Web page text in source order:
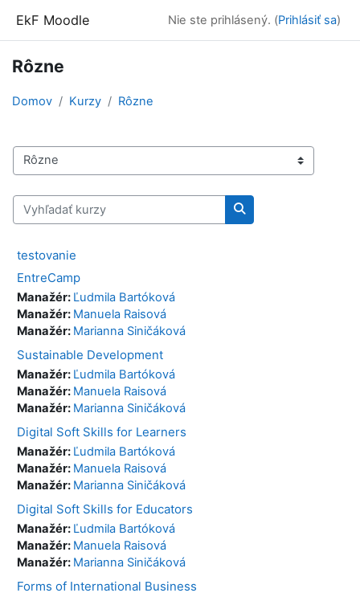
EkF Moodle Nie ste prihlásený. (Prihlásiť sa)
Rôzne
Domov Kurzy Rôzne
Kategórie kurzov
Vyhľadať kurzy
Vyhľadať kurzy
testovanie
EntreCamp
Manažér: Ľudmila Bartóková
Manažér: Manuela Raisová
Manažér: Marianna Siničáková
Sustainable Development
Manažér: Ľudmila Bartóková
Manažér: Manuela Raisová
Manažér: Marianna Siničáková
Digital Soft Skills for Learners
Manažér: Ľudmila Bartóková
Manažér: Manuela Raisová
Manažér: Marianna Siničáková
Digital Soft Skills for Educators
Manažér: Ľudmila Bartóková
Manažér: Manuela Raisová
Manažér: Marianna Siničáková
Forms of International Business